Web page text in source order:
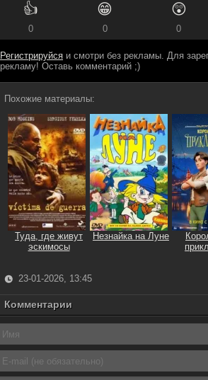
👍
0
😁
0
😲
0
Регистрируйся и смотри без рекламы. Для
рекламу! Оставь комментарий ;)
Похожие материалы:
Туда, где живут
эскимосы
Незнайка на Луне
23-01-2026, 13:45
Комментарии